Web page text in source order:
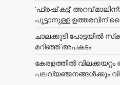
‘ഫ്രഷ് കട്ട്’ അറവ്
പൂട്ടാനുള്ള ഉത്തരവിന്
ചാലക്കുടി പോട്ടയിൽ
മറിഞ്ഞ് അപകടം
കേരളത്തില്‍
പലവ്യഞ്ജനങ്ങള്‍ക്കും